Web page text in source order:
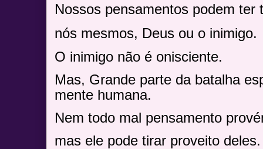
Nossos pensamentos podem ter
nós mesmos, Deus ou o inimigo.
O inimigo não é onisciente.
Mas, Grande parte da batalha
mente humana.
Nem todo mal pensamento
mas ele pode tirar proveito deles.